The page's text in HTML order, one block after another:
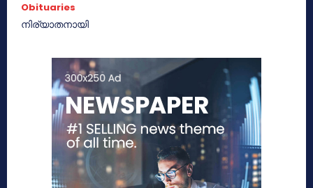
Obituaries
നിര്യാതനായി